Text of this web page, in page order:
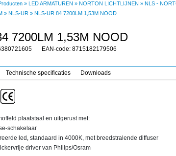
» LED ARMATUREN » NORTON LICHTLIJNEN » NLS -
» NLS-UR » NLS-UR 84 7200LM 1,53M NOOD
7200LM 1,53M NOOD
EAN-code: 8715182179506
Technische specificaties Downloads
plaatstaal en uitgerust met:
schakelaar
led, standaard in 4000K, met breedstralende diffuser
driver van Philips/Osram